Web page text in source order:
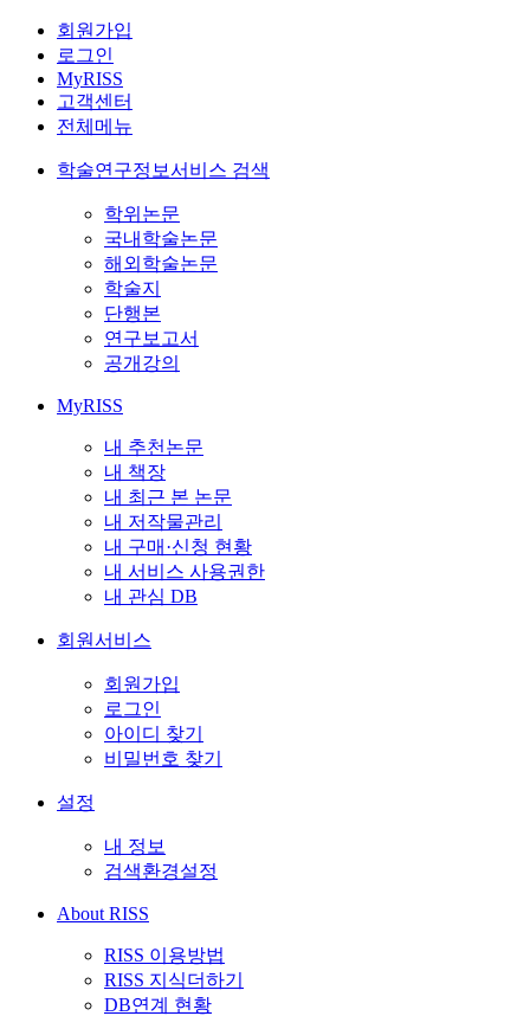
회원가입
로그인
MyRISS
고객센터
전체메뉴
학술연구정보서비스 검색
학위논문
국내학술논문
해외학술논문
학술지
단행본
연구보고서
공개강의
MyRISS
내 추천논문
내 책장
내 최근 본 논문
내 저작물관리
내 구매·신청 현황
내 서비스 사용권한
내 관심 DB
회원서비스
회원가입
로그인
아이디 찾기
비밀번호 찾기
설정
내 정보
검색환경설정
About RISS
RISS 이용방법
RISS 지식더하기
DB연계 현황